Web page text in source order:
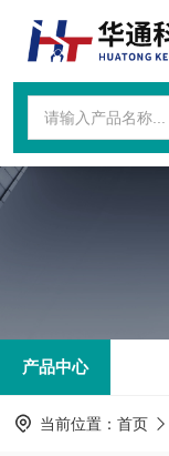
产品中心
当前位置： 首页